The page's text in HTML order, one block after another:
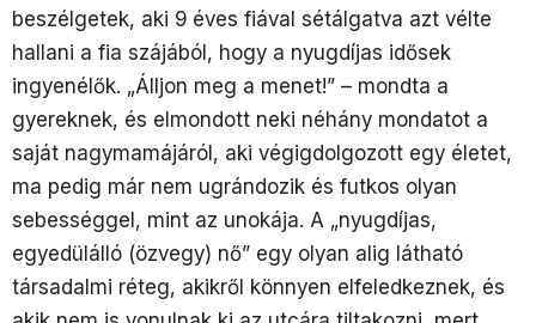
beszélgetek, aki 9 éves fiával sétálgatva azt vélte
hallani a fia szájából, hogy a nyugdíjas idősek
ingyenélők. „Álljon meg a menet!” – mondta a
gyereknek, és elmondott neki néhány mondatot a
saját nagymamájáról, aki végigdolgozott egy életet,
ma pedig már nem ugrándozik és futkos olyan
sebességgel, mint az unokája. A „nyugdíjas,
egyedülálló (özvegy) nő” egy olyan alig látható
társadalmi réteg, akikről könnyen elfeledkeznek, és